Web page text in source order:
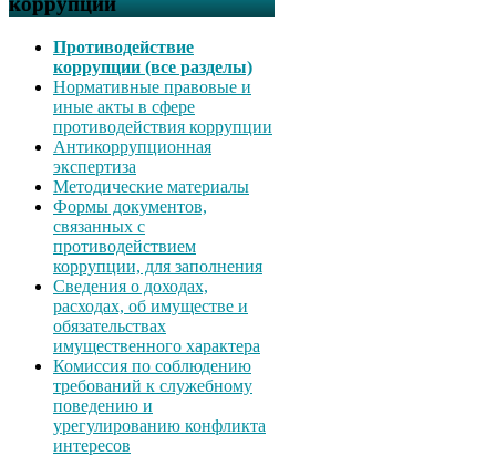
Противодействие
коррупции (все разделы)
Нормативные правовые и
иные акты в сфере
противодействия коррупции
Антикоррупционная
экспертиза
Методические материалы
Формы документов,
связанных с
противодействием
коррупции, для заполнения
Сведения о доходах,
расходах, об имуществе и
обязательствах
имущественного характера
Комиссия по соблюдению
требований к служебному
поведению и
урегулированию конфликта
интересов